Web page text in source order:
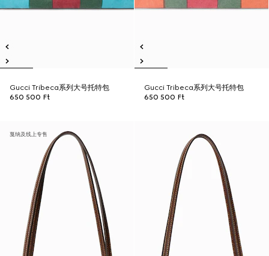
Gucci Tribeca系列大号托特包
650 500 Ft
Gucci Tribeca系列大号托特包
650 500 Ft
戛纳及线上专售